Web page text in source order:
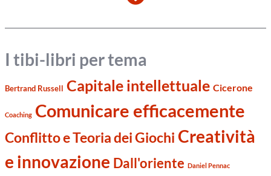
I tibi-libri per tema
Bertrand Russell Capitale intellettuale Cicerone
Coaching Comunicare efficacemente
Conflitto e Teoria dei Giochi Creatività
e innovazione Dall'oriente Daniel Pennac